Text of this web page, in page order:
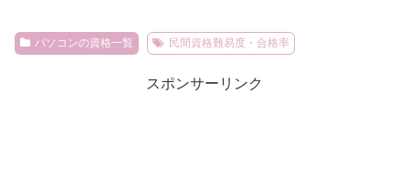
パソコンの資格一覧 民間資格難易度・合格率
スポンサーリンク